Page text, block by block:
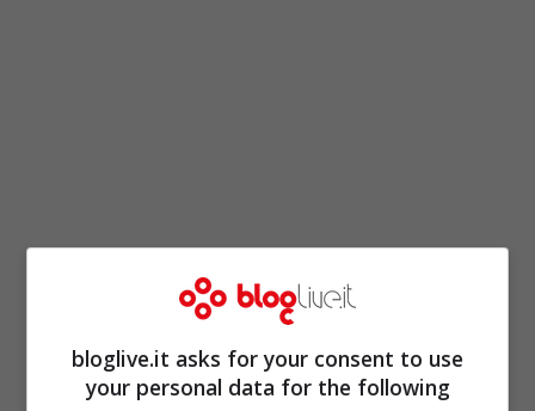
Il primo commento di Chris
Rock durante il suo show:
“Fan**lo Will Smith”
bloglive.it asks for your consent to use
your personal data for the following